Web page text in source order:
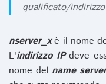
qualificato/
nserver_xè il nome
L'indirizzo IPdeve
nome del name